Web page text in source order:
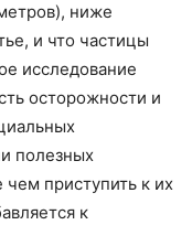
ниже
и что частицы
исследование
осторожности и
полезных
приступить к их
к